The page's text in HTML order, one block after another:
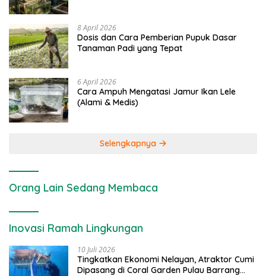
8 April 2026
Dosis dan Cara Pemberian Pupuk Dasar
Tanaman Padi yang Tepat
6 April 2026
Cara Ampuh Mengatasi Jamur Ikan Lele
(Alami & Medis)
Selengkapnya
Orang Lain Sedang Membaca
Inovasi Ramah Lingkungan
10 Juli 2026
Tingkatkan Ekonomi Nelayan, Atraktor Cumi
Dipasang di Coral Garden Pulau Barrang